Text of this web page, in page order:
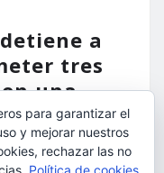
a
tres
una
para garantizar el
y mejorar nuestros
rechazar las no
Política de cookies